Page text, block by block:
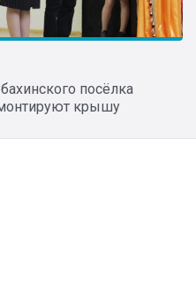
посёлка
крышу